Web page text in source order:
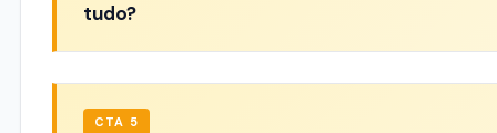
tudo?
CTA 5